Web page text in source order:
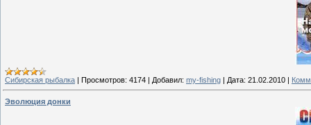
Сибирская рыбалка | Просмотров: 4174 | Добавил: my-fishing | Дата: 21.02.2010 |
Эволюция донки